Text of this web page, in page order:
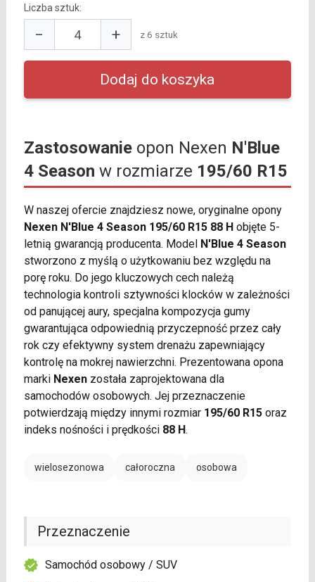
Liczba sztuk:
− + z 6 sztuk
Zastosowanieopon Nexen N'Blue
4 Season w rozmiarze 195/60 R15
W naszej ofercie znajdziesz nowe, oryginalne opony
Nexen N'Blue 4 Season 195/60 R15 88 Hobjęte 5-
letnią gwarancją producenta. Model N'Blue 4 Season
stworzono z myślą o użytkowaniu bez względu na
porę roku. Do jego kluczowych cech należą
technologia kontroli sztywności klocków w zależności
od panującej aury, specjalna kompozycja gumy
gwarantująca odpowiednią przyczepność przez cały
rok czy efektywny system drenażu zapewniający
kontrolę na mokrej nawierzchni. Prezentowana opona
marki Nexenzostała zaprojektowana dla
samochodów osobowych. Jej przeznaczenie
potwierdzają między innymi rozmiar 195/60 R15oraz
indeks nośności i prędkości 88 H.
wielosezonowa całoroczna osobowa
Przeznaczenie
Samochód osobowy / SUV